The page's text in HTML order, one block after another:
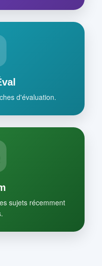
d'évaluation.
sujets récemment